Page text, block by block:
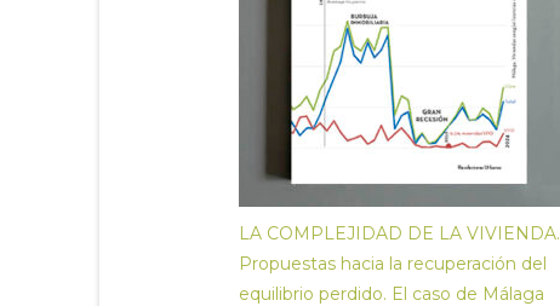
LA COMPLEJIDAD DE LA VIVIENDA.
Propuestas hacia la recuperación del
equilibrio perdido. El caso de Málaga